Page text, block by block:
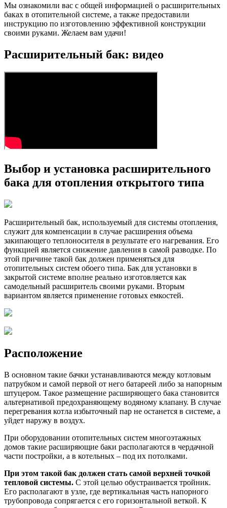
Мы ознакомили вас с общей информацией о расширительных
баках в отопительной системе, а также предоставили
инструкцию по изготовлению эффективной конструкции
своими руками. Желаем вам удачи!
Расширительный бак: видео
Выбор и установка расширительного
бака для отопления открытого типа
Расширительный бак, используемый для системы отопления,
служит для компенсации в случае расширения объема
закипающего теплоносителя в результате его нагревания. Его
функцией является снижение давления в самой разводке. По
этой причине такой бак должен применяться для
отопительных систем обоего типа. Бак для установки в
закрытой системе вполне реально изготовляется как
самодельный расширитель своими руками. Вторым
вариантом является применение готовых емкостей.
Расположение
В основном такие бачки устанавливаются между котловым
патрубком и самой первой от него батареей либо за напорным
штуцером. Такое размещение расширяющего бака становится
альтернативой предохраняющему водяному клапану. В случае
перегревания котла избыточный пар не останется в системе, а
уйдет наружу в воздух.
При оборудовании отопительных систем многоэтажных
домов такие расширяющие баки располагаются в чердачной
части постройки, а в котельных – под их потолками.
При этом такой бак должен стать самой верхней точкой
тепловой системы. С этой целью обустраивается тройник.
Его располагают в узле, где вертикальная часть напорного
трубопровода сопрягается с его горизонтальной веткой. К